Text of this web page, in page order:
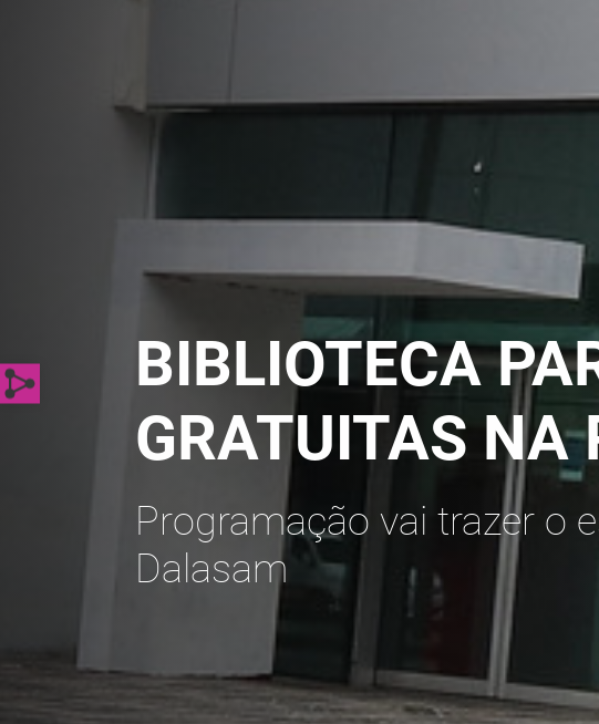
BIBLIOTECA
GRATUITAS
Programação vai trazer o
Dalasam